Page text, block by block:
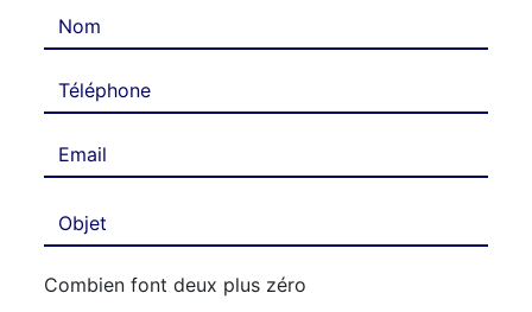
Combien font deux plus zéro